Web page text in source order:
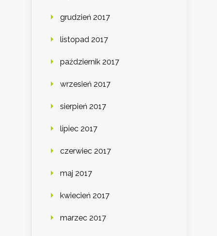
grudzień 2017
listopad 2017
październik 2017
wrzesień 2017
sierpień 2017
lipiec 2017
czerwiec 2017
maj 2017
kwiecień 2017
marzec 2017